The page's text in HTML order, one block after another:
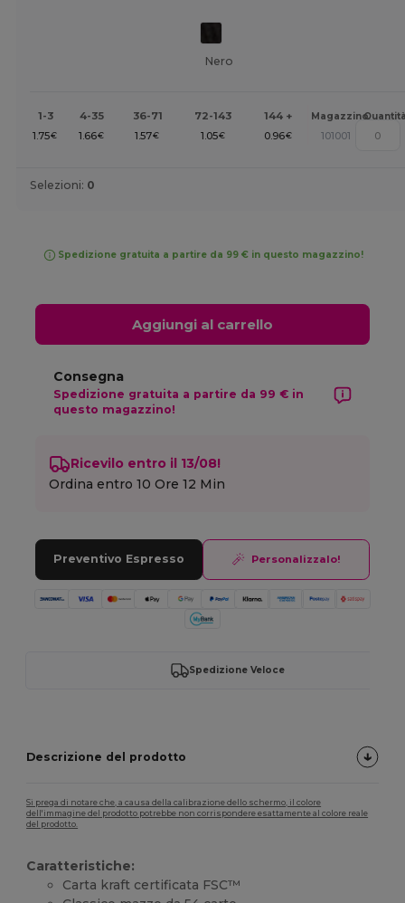
Nero
1-3 4-35 36-71 72-143 144 + Magazzino
1.75€ 1.66€ 1.57€ 1.05€ 0.96€ 101001
Selezioni: 0
Spedizione gratuita a partire da 99 € in questo magazzino!
Aggiungi al carrello
Consegna
Spedizione gratuita a partire da 99 € in
questo magazzino!
Ricevilo entro il 13/08!
Ordina entro10 Ore 12 Min
Preventivo Espresso Personalizzalo!
Spedizione Veloce
Descrizione del prodotto
Si prega di notare che, a causa della calibrazione dello schermo, il colore
dell'immagine del prodotto potrebbe non corrispondere esattamente al colore reale
del prodotto.
Caratteristiche:
Carta kraft certificata FSC™